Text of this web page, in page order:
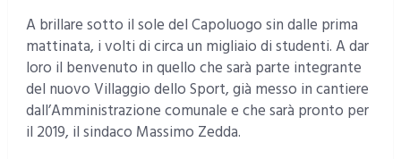
A brillare sotto il sole del Capoluogo sin dalle prima
mattinata, i volti di circa un migliaio di studenti. A dar
loro il benvenuto in quello che sarà parte integrante
del nuovo Villaggio dello Sport, già messo in cantiere
dall’Amministrazione comunale e che sarà pronto per
il 2019, il sindaco Massimo Zedda.